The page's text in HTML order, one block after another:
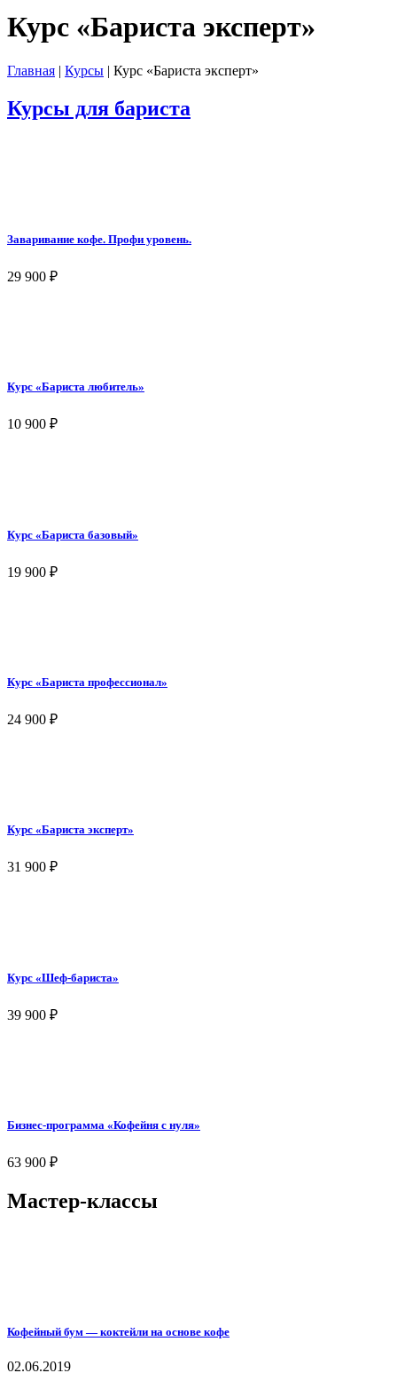
Курс «Бариста эксперт»
Главная | Курсы | Курс «Бариста эксперт»
Курсы для бариста
Заваривание кофе. Профи уровень.
29 900 ₽
Курс «Бариста любитель»
10 900 ₽
Курс «Бариста базовый»
19 900 ₽
Курс «Бариста профессионал»
24 900 ₽
Курс «Бариста эксперт»
31 900 ₽
Курс «Шеф-бариста»
39 900 ₽
Бизнес-программа «Кофейня с нуля»
63 900 ₽
Мастер-классы
Кофейный бум — коктейли на основе кофе
02.06.2019